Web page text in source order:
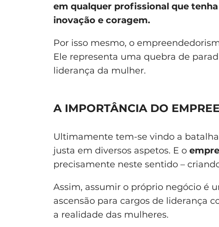
em qualquer profissional que
inovação e coragem.
Por isso mesmo, o
Ele representa uma quebra de
liderança da mulher.
A IMPORTÂNCIA DO
Ultimamente tem-se vindo a
justa em diversos aspetos. E o
precisamente neste sentido –
Assim, assumir o próprio negócio é
ascensão para cargos de liderança
a realidade das mulheres.